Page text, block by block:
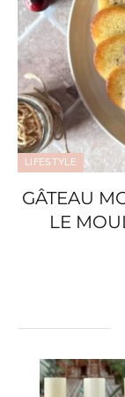
LIFESTYLE
GÂTEAU
LE